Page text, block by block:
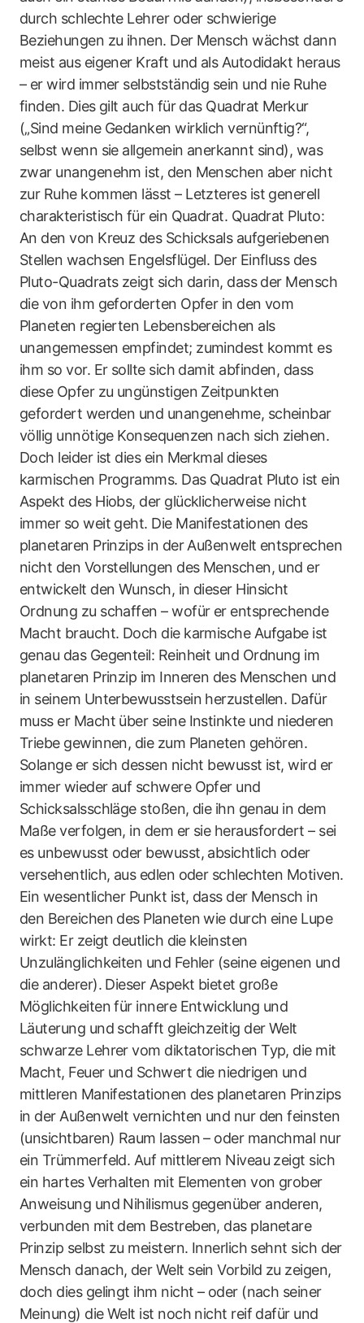
durch schlechte Lehrer oder schwierige
Beziehungen zu ihnen. Der Mensch wächst dann
meist aus eigener Kraft und als Autodidakt heraus
– er wird immer selbstständig sein und nie Ruhe
finden. Dies gilt auch für das Quadrat Merkur
(„Sind meine Gedanken wirklich vernünftig?“,
selbst wenn sie allgemein anerkannt sind), was
zwar unangenehm ist, den Menschen aber nicht
zur Ruhe kommen lässt – Letzteres ist generell
charakteristisch für ein Quadrat. Quadrat Pluto:
An den von Kreuz des Schicksals aufgeriebenen
Stellen wachsen Engelsflügel. Der Einfluss des
Pluto-Quadrats zeigt sich darin, dass der Mensch
die von ihm geforderten Opfer in den vom
Planeten regierten Lebensbereichen als
unangemessen empfindet; zumindest kommt es
ihm so vor. Er sollte sich damit abfinden, dass
diese Opfer zu ungünstigen Zeitpunkten
gefordert werden und unangenehme, scheinbar
völlig unnötige Konsequenzen nach sich ziehen.
Doch leider ist dies ein Merkmal dieses
karmischen Programms. Das Quadrat Pluto ist ein
Aspekt des Hiobs, der glücklicherweise nicht
immer so weit geht. Die Manifestationen des
planetaren Prinzips in der Außenwelt entsprechen
nicht den Vorstellungen des Menschen, und er
entwickelt den Wunsch, in dieser Hinsicht
Ordnung zu schaffen – wofür er entsprechende
Macht braucht. Doch die karmische Aufgabe ist
genau das Gegenteil: Reinheit und Ordnung im
planetaren Prinzip im Inneren des Menschen und
in seinem Unterbewusstsein herzustellen. Dafür
muss er Macht über seine Instinkte und niederen
Triebe gewinnen, die zum Planeten gehören.
Solange er sich dessen nicht bewusst ist, wird er
immer wieder auf schwere Opfer und
Schicksalsschläge stoßen, die ihn genau in dem
Maße verfolgen, in dem er sie herausfordert – sei
es unbewusst oder bewusst, absichtlich oder
versehentlich, aus edlen oder schlechten Motiven.
Ein wesentlicher Punkt ist, dass der Mensch in
den Bereichen des Planeten wie durch eine Lupe
wirkt: Er zeigt deutlich die kleinsten
Unzulänglichkeiten und Fehler (seine eigenen und
die anderer). Dieser Aspekt bietet große
Möglichkeiten für innere Entwicklung und
Läuterung und schafft gleichzeitig der Welt
schwarze Lehrer vom diktatorischen Typ, die mit
Macht, Feuer und Schwert die niedrigen und
mittleren Manifestationen des planetaren Prinzips
in der Außenwelt vernichten und nur den feinsten
(unsichtbaren) Raum lassen – oder manchmal nur
ein Trümmerfeld. Auf mittlerem Niveau zeigt sich
ein hartes Verhalten mit Elementen von grober
Anweisung und Nihilismus gegenüber anderen,
verbunden mit dem Bestreben, das planetare
Prinzip selbst zu meistern. Innerlich sehnt sich der
Mensch danach, der Welt sein Vorbild zu zeigen,
doch dies gelingt ihm nicht – oder (nach seiner
Meinung) die Welt ist noch nicht reif dafür und